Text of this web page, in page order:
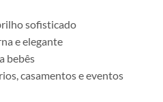
sofisticado
e elegante
bebês
casamentos e eventos